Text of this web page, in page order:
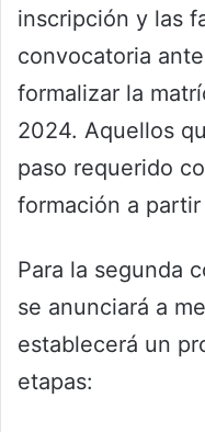
inscripción y las
convocatoria
formalizar la
2024. Aquellos
paso requerido
formación a
Para la segunda
se anunciará a
establecerá un
etapas: